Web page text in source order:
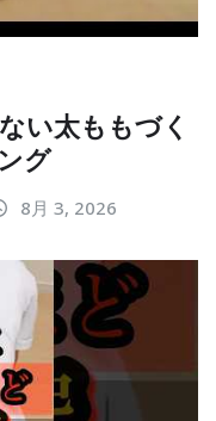
い太ももづく
グ
8月 3, 2026